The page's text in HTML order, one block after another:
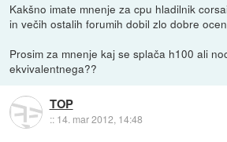
Kakšno imate mnenje za cpu hladilnik
in večih ostalih forumih dobil zlo dobre
Prosim za mnenje kaj se splača h100 ali
ekvivalentnega??
TOP
:: 14. mar 2012, 14:48